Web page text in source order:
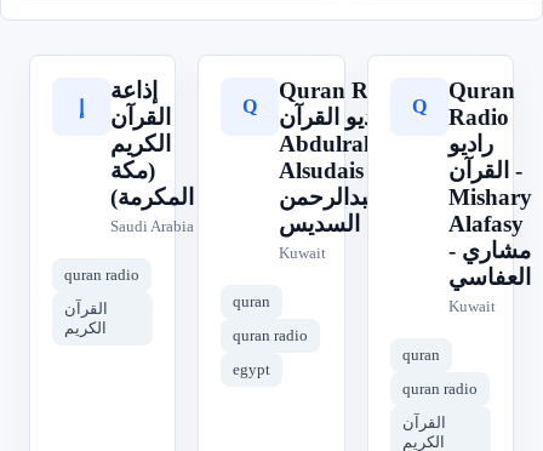
إذاعة
القرآن
الكريم
(مكة
المكرمة)
Saudi Arabia
quran radio
القرآن
الكريم
Q
Quran Radio
راديو القرآن -
Abdulrahman
Alsudais -
عبدالرحمن
السديس
Kuwait
quran
quran radio
egypt
Q
Quran
Radio
راديو
القرآن -
Mishary
Alafasy
- مشاري
العفاسي
Kuwait
quran
quran radio
القرآن
الكريم